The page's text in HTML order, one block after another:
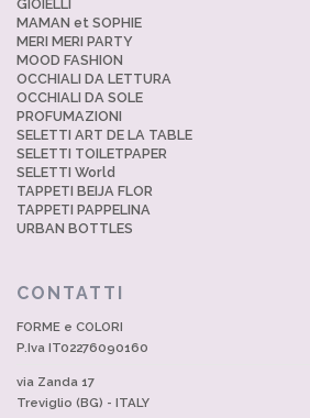
GIOIELLI
MAMAN et SOPHIE
MERI MERI PARTY
MOOD FASHION
OCCHIALI DA LETTURA
OCCHIALI DA SOLE
PROFUMAZIONI
SELETTI ART DE LA TABLE
SELETTI TOILETPAPER
SELETTI World
TAPPETI BEIJA FLOR
TAPPETI PAPPELINA
URBAN BOTTLES
CONTATTI
FORME e COLORI
P.Iva IT02276090160
via Zanda 17
Treviglio (BG) - ITALY